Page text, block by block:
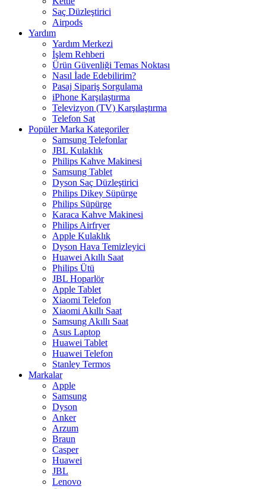
Saç Düzleştirici
Airpods
Yardım
Yardım Merkezi
İşlem Rehberi
Ürün Güvenliği Temas Noktası
Nasıl İade Edebilirim?
Pasaj Sipariş Sorgulama
iPhone Karşılaştırma
Televizyon (TV) Karşılaştırma
Telefon Sat
Popüler Marka Kategoriler
Samsung Telefonlar
JBL Kulaklık
Philips Kahve Makinesi
Samsung Tablet
Dyson Saç Düzleştirici
Philips Dikey Süpürge
Philips Süpürge
Karaca Kahve Makinesi
Philips Airfryer
Apple Kulaklık
Dyson Hava Temizleyici
Huawei Akıllı Saat
Philips Ütü
JBL Hoparlör
Apple Tablet
Xiaomi Telefon
Xiaomi Akıllı Saat
Samsung Akıllı Saat
Asus Laptop
Huawei Tablet
Huawei Telefon
Stanley Termos
Markalar
Apple
Samsung
Dyson
Anker
Arzum
Braun
Casper
Huawei
JBL
Lenovo